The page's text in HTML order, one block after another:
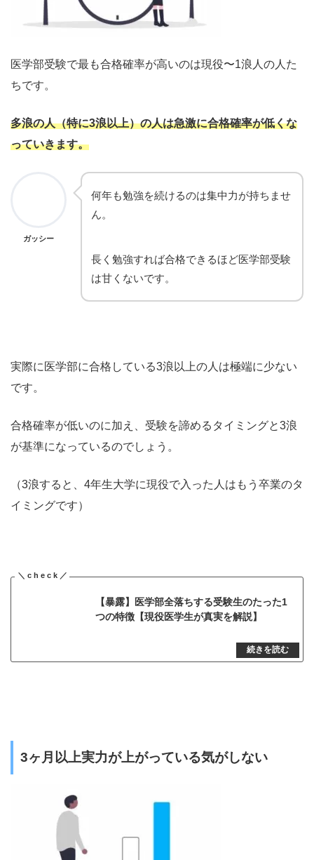
医学部受験で最も合格確率が高いのは現役〜1浪人の人た
ちです。
多浪の人（特に3浪以上）の人は急激に合格確率が低くな
っていきます。
ガッシー
何年も勉強を続けるのは集中力が持ちませ
ん。
長く勉強すれば合格できるほど医学部受験
は甘くないです。
実際に医学部に合格している3浪以上の人は極端に少ない
です。
合格確率が低いのに加え、受験を諦めるタイミングと3浪
が基準になっているのでしょう。
（3浪すると、4年生大学に現役で入った人はもう卒業のタ
イミングです）
【暴露】医学部全落ちする受験生のたった1
つの特徴【現役医学生が真実を解説】
3ヶ月以上実力が上がっている気がしない